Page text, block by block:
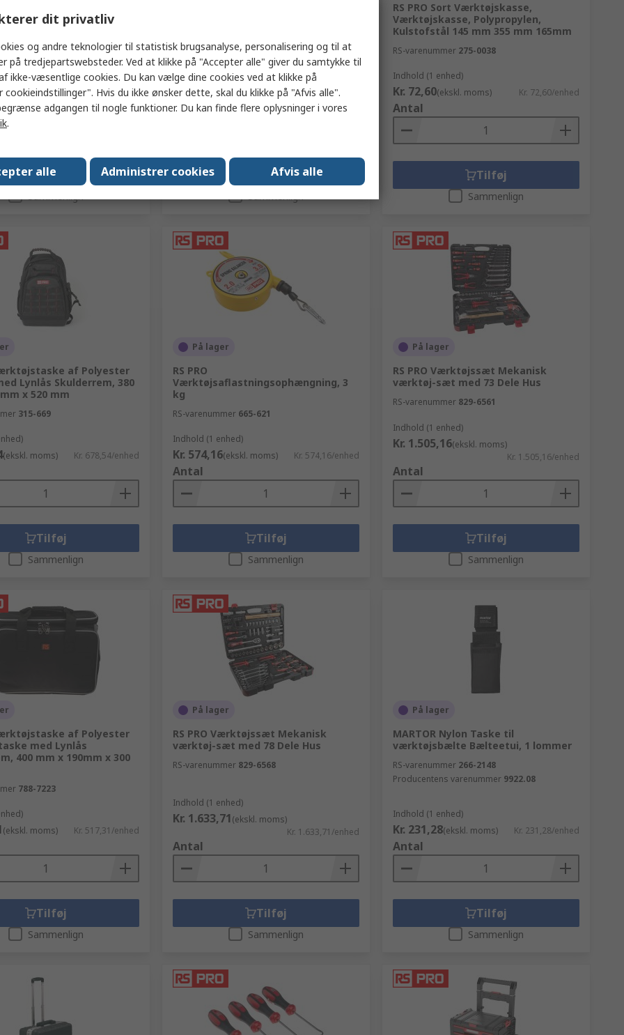
Værktøjsskinne
(ekskl. moms) Kr. 380,04/enhed
Tilføj
Sammenlign
Producentens varenummerTB-CT-22-BEA
Indhold (1 enhed)
Kr. 148,02(ekskl. moms) Kr. 148,02/enhed
Antal
Tilføj
Sammenlign
RS PRO Sort Værktøjskasse,
Værktøjskasse, Polypropylen,
Kulstofstål 145 mm 355 mm 165mm
RS-varenummer 275-0038
Indhold (1 enhed)
Kr. 72,60(ekskl. moms) Kr. 72,60/enhed
Antal
Tilføj
Sammenlign
af Polyester
Lynlås Skulderrem, 380
x 520 mm
315-669
(ekskl. moms) Kr. 678,54/enhed
Tilføj
Sammenlign
På lager
RS PRO
Værktøjsaflastningsophængning, 3
kg
RS-varenummer 665-621
Indhold (1 enhed)
Kr. 574,16(ekskl. moms) Kr. 574,16/enhed
Antal
Tilføj
Sammenlign
På lager
RS PRO Værktøjssæt Mekanisk
værktøj-sæt med 73 Dele Hus
RS-varenummer 829-6561
Indhold (1 enhed)
Kr. 1.505,16(ekskl. moms)
Kr. 1.505,16/enhed
Antal
Tilføj
Sammenlign
af Polyester
med Lynlås
400 mm x 190mm x 300
788-7223
(ekskl. moms) Kr. 517,31/enhed
Tilføj
Sammenlign
På lager
RS PRO Værktøjssæt Mekanisk
værktøj-sæt med 78 Dele Hus
RS-varenummer 829-6568
Indhold (1 enhed)
Kr. 1.633,71(ekskl. moms)
Kr. 1.633,71/enhed
Antal
Tilføj
Sammenlign
På lager
MARTOR Nylon Taske til
værktøjsbælte Bælteetui, 1 lommer
RS-varenummer 266-2148
Producentens varenummer 9922.08
Indhold (1 enhed)
Kr. 231,28(ekskl. moms) Kr. 231,28/enhed
Antal
Tilføj
Sammenlign
dit privatliv
og andre teknologier til statistisk brugsanalyse, personalisering og til at
på tredjepartswebsteder. Ved at klikke på "Accepter alle" giver du samtykke til
ikke-væsentlige cookies. Du kan vælge dine cookies ved at klikke på
cookieindstillinger". Hvis du ikke ønsker dette, skal du klikke på "Afvis alle".
adgangen til nogle funktioner. Du kan finde flere oplysninger i vores
.
alle Administrer cookies Afvis alle